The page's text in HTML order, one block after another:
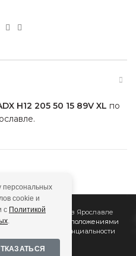
H12 205 50 15 89V XL по
шин и дисков в Ярославле
определяемой положениями
Политике конфиденциальности
персональных
cookie и
с Политикой
.